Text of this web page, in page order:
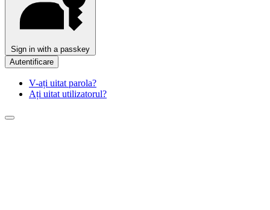
Sign in with a passkey
Autentificare
V-ați uitat parola?
Ați uitat utilizatorul?